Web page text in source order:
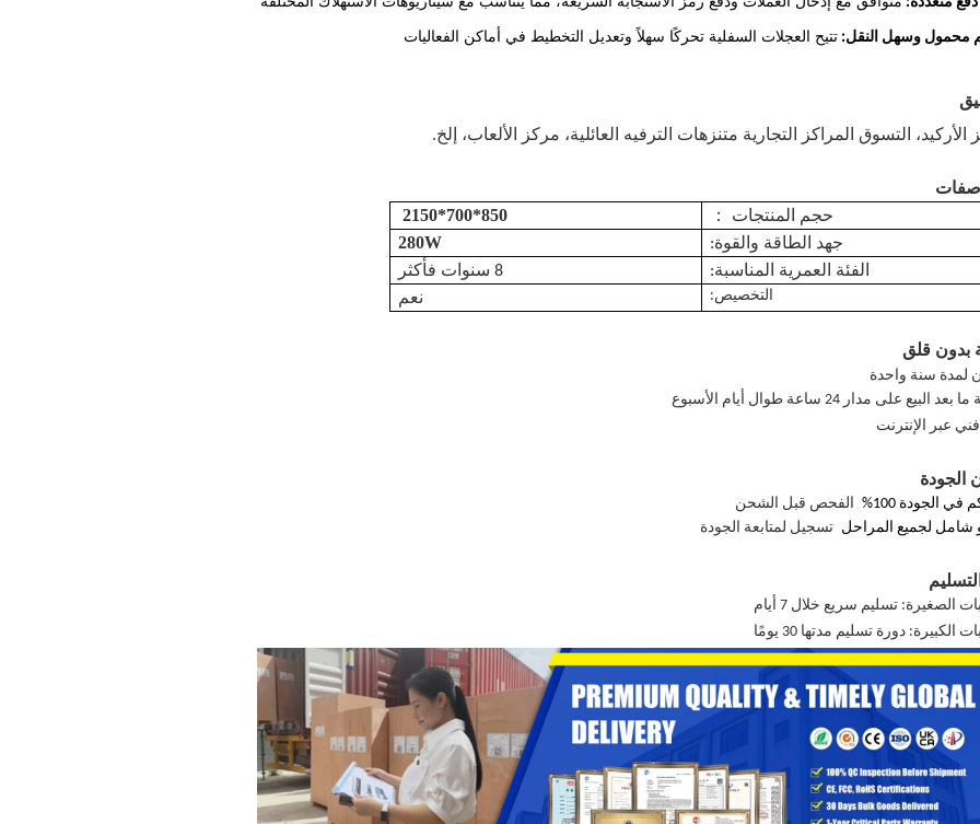
محمول وسهل النقل: تتيح العجلات السفلية تحركًا سهلاً وتعديل التخطيط في أماكن الفعاليات
الأركيد،
التسوق المراكز التجارية متنزهات الترفيه العائلية، مركز الألعاب، إلخ.
حجم المنتجات
：
850*700*2150
جهد الطاقة والقوة: 280W
الفئة العمرية المناسبة: 8 سنوات فأكثر
التخصيص: نعم
بدون قلق
لمدة سنة واحدة
البيع على مدار 24 ساعة طوال أيام الأسبوع
عبر الإنترنت
الجودة
في الجودة 100%
الفحص قبل الشحن
شامل لجميع المراحل تسجيل لمتابعة الجودة
الصغيرة: تسليم سريع خلال 7 أيام
الكبيرة: دورة تسليم مدتها 30 يومًا